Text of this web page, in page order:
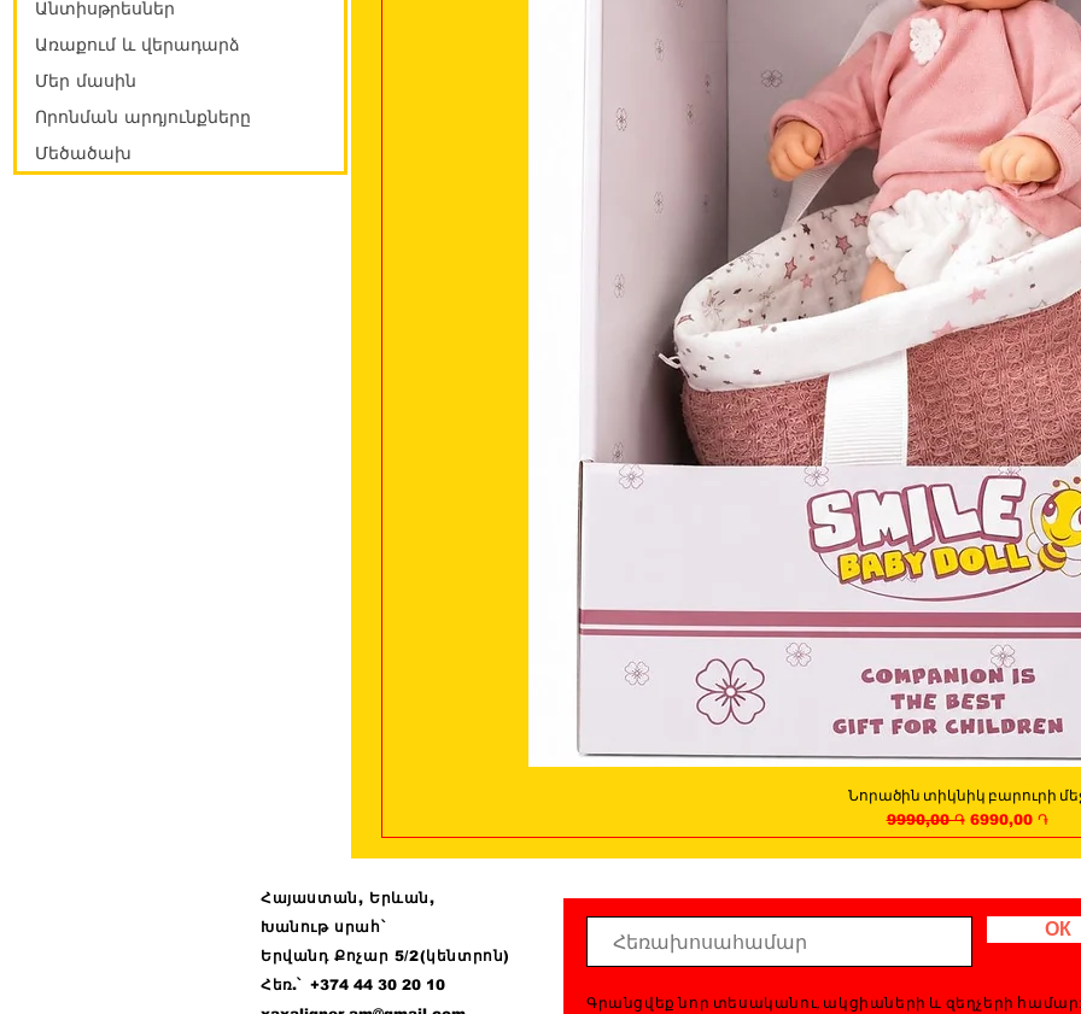
Quick View
Նորածին տիկնիկ բարուրի
Regular Price
9990,00 ֏ Sale Price
6990,00 ֏
Անտիսթրեսներ
Առաքում և վերադարձ
Մեր մասին
Որոնման արդյունքները
Մեծածախ
Հայաստան, Երևան,
Խանութ սրահ՝
Երվանդ Քոչար 5/2(կենտրոն)
Հեռ.՝ +374 4430 20 10
ОК
Գրանցվեք նոր տեսականու, ակցիաների և զեղչերի